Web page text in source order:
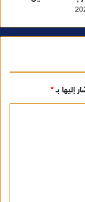
إليها بـ*